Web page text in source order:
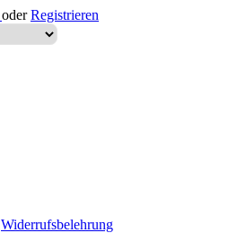
oder Registrieren
Widerrufsbelehrung